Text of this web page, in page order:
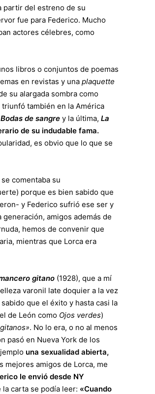
partir del estreno de su
fue para Federico. Mucho
actores célebres, como
libros o conjuntos de poemas
en revistas y una plaquette
su alargada sombra como
también en la América
de sangre y la última, La
de su indudable fama.
es obvio que lo que se
comentaba su
porque es bien sabido que
y Federico sufrió ese ser y
amigos además de
hemos de convenir que
mientras que Lorca era
gitano (1928), que a mí
varonil late doquier a la vez
que el éxito y hasta casi la
de León como Ojos verdes)
. No lo era, o no al menos
pasó en Nueva York de los
una sexualidad abierta,
mejores amigos de Lorca, me
le envió desde NY
carta se podía leer: «Cuando